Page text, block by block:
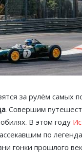
за рулём самых
. Совершим
В этом году
по
гонки прошлого